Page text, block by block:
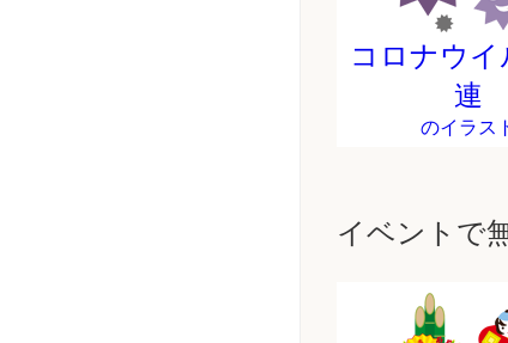
コロナウイ
連
のイラス
イベントで